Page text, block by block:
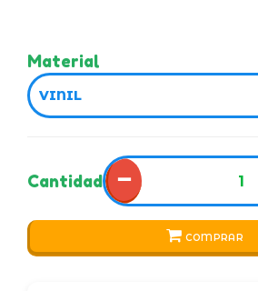
Material
Cantidad −
COMPRAR